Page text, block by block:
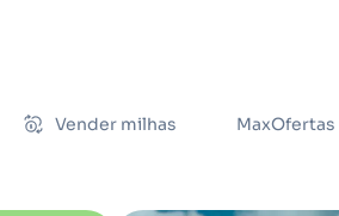
Vender milhas MaxOfertas